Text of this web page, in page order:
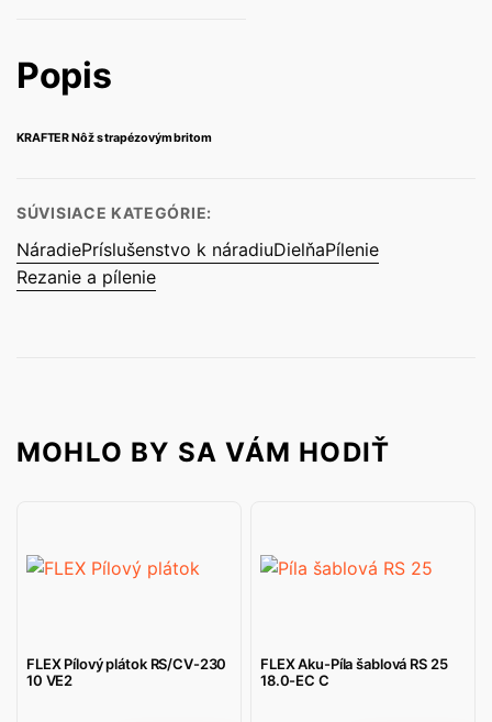
Popis
KRAFTER Nôž s trapézovým britom
SÚVISIACE KATEGÓRIE:
NáradiePríslušenstvo k náradiuDielňaPílenie
Rezanie a pílenie
MOHLO BY SA VÁM HODIŤ
FLEX Pílový plátok RS/CV-230
10 VE2
FLEX Aku-Píla šablová RS 25
18.0-EC C